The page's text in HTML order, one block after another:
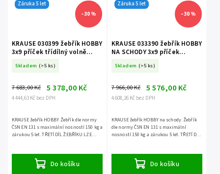
Záruka 5 let
–30 %
KRAUSE 030399 žebřík HOBBY
3x9 příček třídílný volně
Skladem (>5 ks)
4 444,63 Kč bez DPH
7 683,00 Kč 5 378,00 Kč
Do košíku
KRAUSE žebřík HOBBY. Žebřík dle normy
ČSN EN 131 s maximální nosností 150 kg a
zárukou 5 let. TŘETÍ DÍL ŽEBŘÍKU LZE
Záruka 5 let
–30 %
KRAUSE 033390 žebřík HOBBY
NA SCHODY 3x9 příček
Skladem (>5 ks)
4 608,26 Kč bez DPH
7 966,00 Kč 5 576,00 Kč
Do košíku
KRAUSE žebřík HOBBY na schody. Žebřík
dle normy ČSN EN 131 s maximální
nosností 150 kg a zárukou 5 let. TŘETÍ DÍL